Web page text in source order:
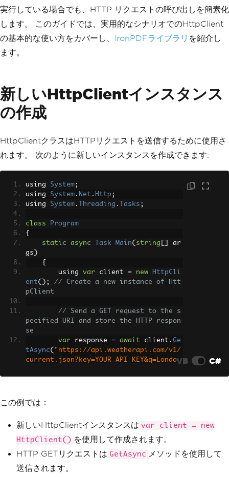
実行している場合でも、HTTP リクエストの呼び出しを簡素化
します。 このガイドでは、実用的なシナリオでのHttpClient
の基本的な使い方をカバーし、 IronPDFライブラリ を紹介し
ます。
新しいHttpClientインスタンス
の作成
HttpClientクラスはHTTPリクエストを送信するために使用さ
れます。 次のように新しいインスタンスを作成できます:
using System;
using System . Net . Http ;
using System . Threading . Tasks ;
class
Program
{
static
async Task Main( string
ar
gs )
{
        using
var client = new
HttpCli
ent();
// Create a new instance of Htt
pClient
// Send a GET request to the s
pecified URI and store the HTTP respon
se
var response = await client . Ge
tAsync( "https://api.weatherapi.com/v1/
current.json?key=YOUR_API_KEY&q=Londo
nt as a string
// Print the response content
Console. WriteLine(responseBod
y);
VB C#
この例では：
新しいHttpClientインスタンスは var client = new
HttpClient() を使用して作成されます。
HTTP GETリクエストは GetAsync メソッドを使用して
送信されます。